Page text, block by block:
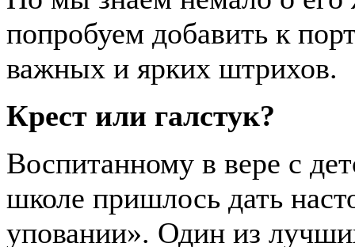
попробуем добавить к
важных и ярких штрихов.
Крест или галстук?
Воспитанному в вере с
школе пришлось дать
уповании». Один из